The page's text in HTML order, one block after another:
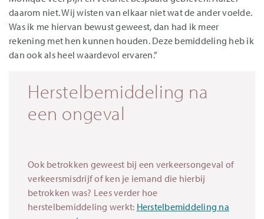
daarom niet. Wij wisten van elkaar niet wat de ander voelde.
Was ik me hiervan bewust geweest, dan had ik meer
rekening met hen kunnen houden. Deze bemiddeling heb ik
dan ook als heel waardevol ervaren.”
Herstelbemiddeling na
een ongeval
Ook betrokken geweest bij een verkeersongeval of
verkeersmisdrijf of ken je iemand die hierbij
betrokken was? Lees verder hoe
herstelbemiddeling werkt: Herstelbemiddeling na